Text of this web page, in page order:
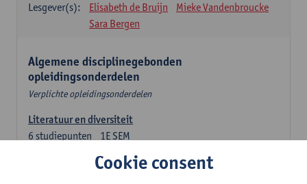
Lesgever(s):
Elisabeth de Bruijn
Mieke Vandenbroucke
Sara Bergen
Algemene disciplinegebonden
opleidingsonderdelen
Verplichte opleidingsonderdelen
Literatuur en diversiteit
1E SEM
6 studiepunten
Remco Sleiderink
Cookie consent